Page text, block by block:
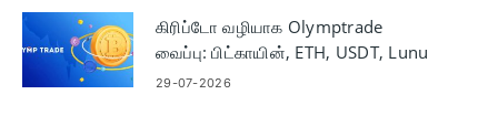
கிரிப்டோ வழியாக Olymptrade
வைப்பு: பிட்காயின், ETH, USDT, Lunu
29-07-2026